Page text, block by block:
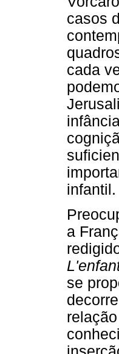
casos
cada
infantil.
a
se